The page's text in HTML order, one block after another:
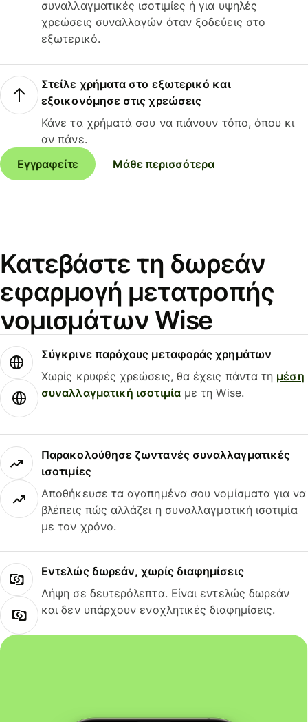
συναλλαγματικές ισοτιμίες ή για υψηλές
χρεώσεις συναλλαγών όταν ξοδεύεις στο
εξωτερικό.
Στείλε χρήματα στο εξωτερικό και
εξοικονόμησε στις χρεώσεις
Κάνε τα χρήματά σου να πιάνουν τόπο, όπου κι
αν πάνε.
Εγγραφείτε
Μάθε περισσότερα
Κατεβάστε τη δωρεάν
εφαρμογή μετατροπής
νομισμάτων Wise
Σύγκρινε παρόχους μεταφοράς χρημάτων
Χωρίς κρυφές χρεώσεις, θα έχεις πάντα τη μέση
συναλλαγματική ισοτιμίαμε τη Wise.
Παρακολούθησε ζωντανές συναλλαγματικές
ισοτιμίες
Αποθήκευσε τα αγαπημένα σου νομίσματα για να
βλέπεις πώς αλλάζει η συναλλαγματική ισοτιμία
με τον χρόνο.
Εντελώς δωρεάν, χωρίς διαφημίσεις
Λήψη σε δευτερόλεπτα. Είναι εντελώς δωρεάν
και δεν υπάρχουν ενοχλητικές διαφημίσεις.